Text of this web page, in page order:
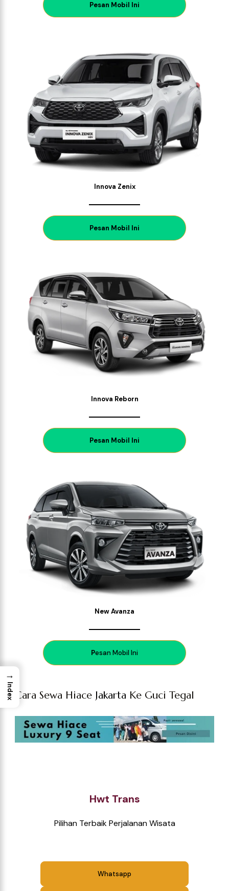
Pesan Mobil Ini
Innova Zenix
Pesan Mobil Ini
Innova Reborn
Pesan Mobil Ini
New Avanza
Pesan Mobil Ini
Cara Sewa Hiace Jakarta Ke Guci Tegal
Hwt Trans
Pilihan Terbaik Perjalanan Wisata
Whatsapp
→
Index